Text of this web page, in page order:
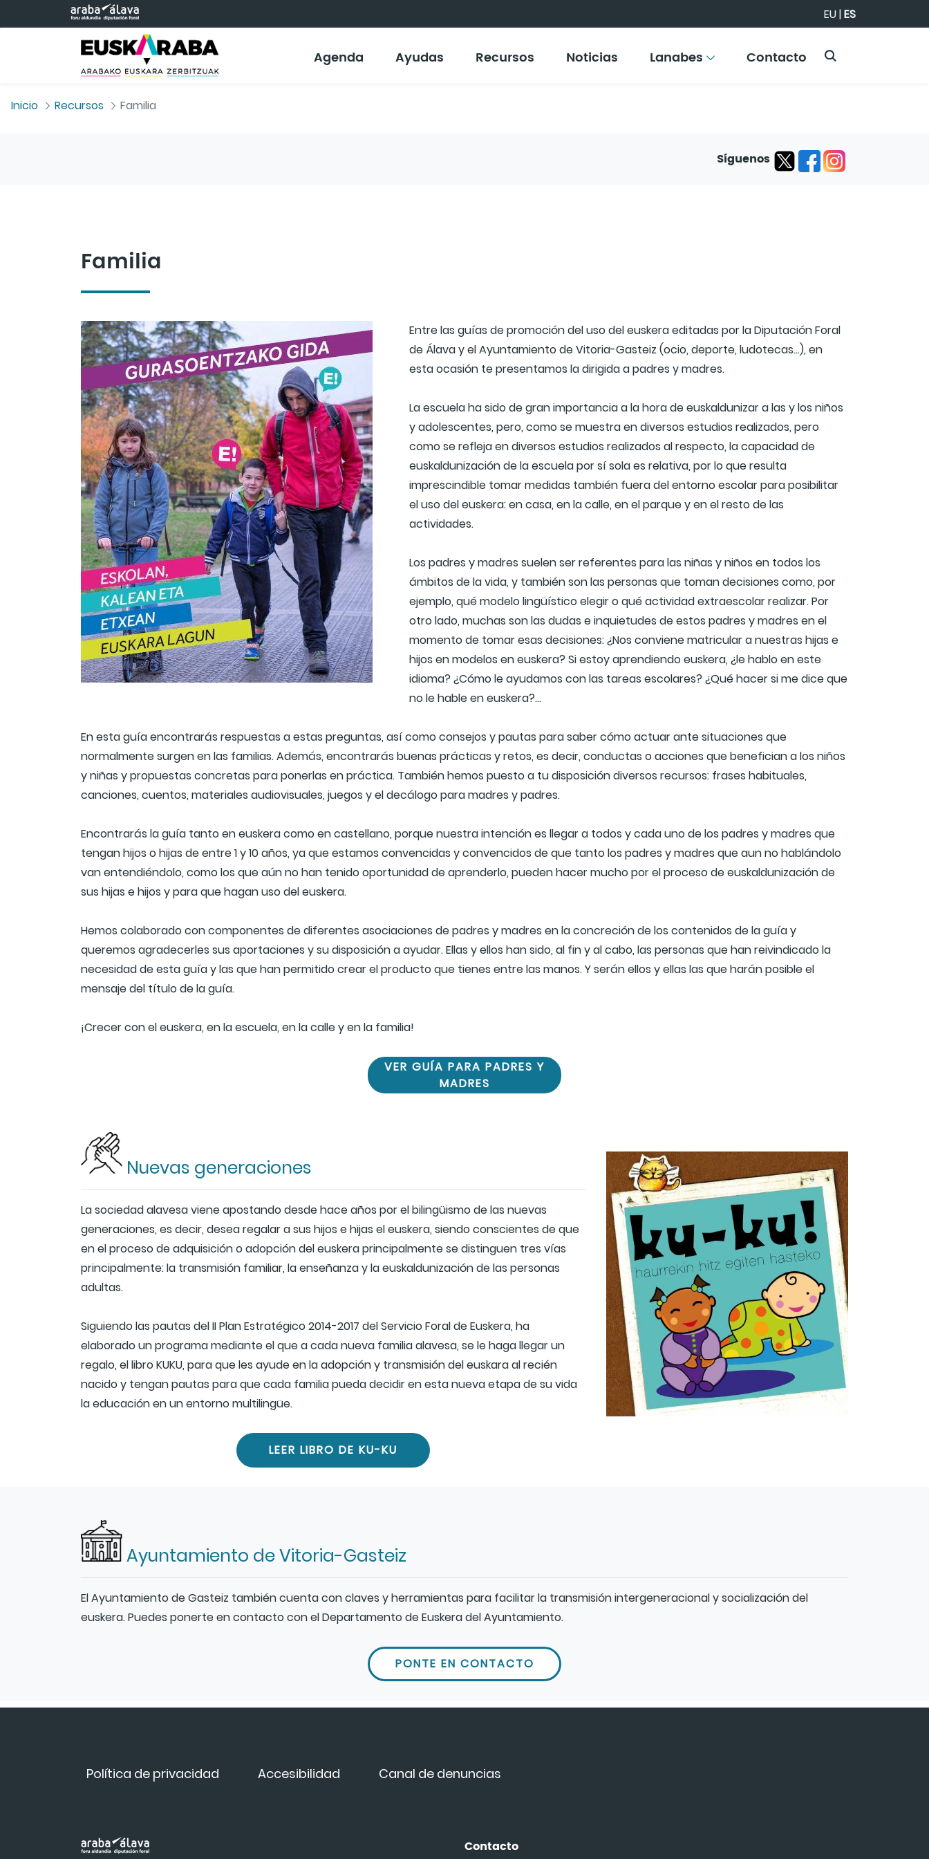
Saltar al contenido principal EU|ES
Agenda Ayudas Recursos Noticias Lanabes Contacto
Inicio Recursos Familia
Síguenos
Familia
Entre las guías de promoción del uso del euskera editadas por la Diputación Foral
de Álava y el Ayuntamiento de Vitoria-Gasteiz (ocio, deporte, ludotecas…), en
esta ocasión te presentamos la dirigida a padres y madres.
La escuela ha sido de gran importancia a la hora de euskaldunizar a las y los niños
y adolescentes, pero, como se muestra en diversos estudios realizados, pero
como se refleja en diversos estudios realizados al respecto, la capacidad de
euskaldunización de la escuela por sí sola es relativa, por lo que resulta
imprescindible tomar medidas también fuera del entorno escolar para posibilitar
el uso del euskera: en casa, en la calle, en el parque y en el resto de las
actividades.
Los padres y madres suelen ser referentes para las niñas y niños en todos los
ámbitos de la vida, y también son las personas que toman decisiones como, por
ejemplo, qué modelo lingüístico elegir o qué actividad extraescolar realizar. Por
otro lado, muchas son las dudas e inquietudes de estos padres y madres en el
momento de tomar esas decisiones: ¿Nos conviene matricular a nuestras hijas e
hijos en modelos en euskera? Si estoy aprendiendo euskera, ¿le hablo en este
idioma? ¿Cómo le ayudamos con las tareas escolares? ¿Qué hacer si me dice que
no le hable en euskera?…
En esta guía encontrarás respuestas a estas preguntas, así como consejos y pautas para saber cómo actuar ante situaciones que
normalmente surgen en las familias. Además, encontrarás buenas prácticas y retos, es decir, conductas o acciones que benefician a los niños
y niñas y propuestas concretas para ponerlas en práctica. También hemos puesto a tu disposición diversos recursos: frases habituales,
canciones, cuentos, materiales audiovisuales, juegos y el decálogo para madres y padres.
Encontrarás la guía tanto en euskera como en castellano, porque nuestra intención es llegar a todos y cada uno de los padres y madres que
tengan hijos o hijas de entre 1 y 10 años, ya que estamos convencidas y convencidos de que tanto los padres y madres que aun no hablándolo
van entendiéndolo, como los que aún no han tenido oportunidad de aprenderlo, pueden hacer mucho por el proceso de euskaldunización de
sus hijas e hijos y para que hagan uso del euskera.
Hemos colaborado con componentes de diferentes asociaciones de padres y madres en la concreción de los contenidos de la guía y
queremos agradecerles sus aportaciones y su disposición a ayudar. Ellas y ellos han sido, al fin y al cabo, las personas que han reivindicado la
necesidad de esta guía y las que han permitido crear el producto que tienes entre las manos. Y serán ellos y ellas las que harán posible el
mensaje del título de la guía.
¡Crecer con el euskera, en la escuela, en la calle y en la familia!
VER GUÍA PARA PADRES Y
MADRES
Nuevas generaciones
La sociedad alavesa viene apostando desde hace años por el bilingüismo de las nuevas
generaciones, es decir, desea regalar a sus hijos e hijas el euskera, siendo conscientes de que
en el proceso de adquisición o adopción del euskera principalmente se distinguen tres vías
principalmente: la transmisión familiar, la enseñanza y la euskaldunización de las personas
adultas.
Siguiendo las pautas del II Plan Estratégico 2014-2017 del Servicio Foral de Euskera, ha
elaborado un programa mediante el que a cada nueva familia alavesa, se le haga llegar un
regalo, el libro KUKU, para que les ayude en la adopción y transmisión del euskara al recién
nacido y tengan pautas para que cada familia pueda decidir en esta nueva etapa de su vida
la educación en un entorno multilingüe.
LEER LIBRO DE KU-KU
Ayuntamiento de Vitoria-Gasteiz
El Ayuntamiento de Gasteiz también cuenta con claves y herramientas para facilitar la transmisión intergeneracional y socialización del
euskera. Puedes ponerte en contacto con el Departamento de Euskera del Ayuntamiento.
PONTE EN CONTACTO
Política de privacidad Accesibilidad Canal de denuncias
Contacto